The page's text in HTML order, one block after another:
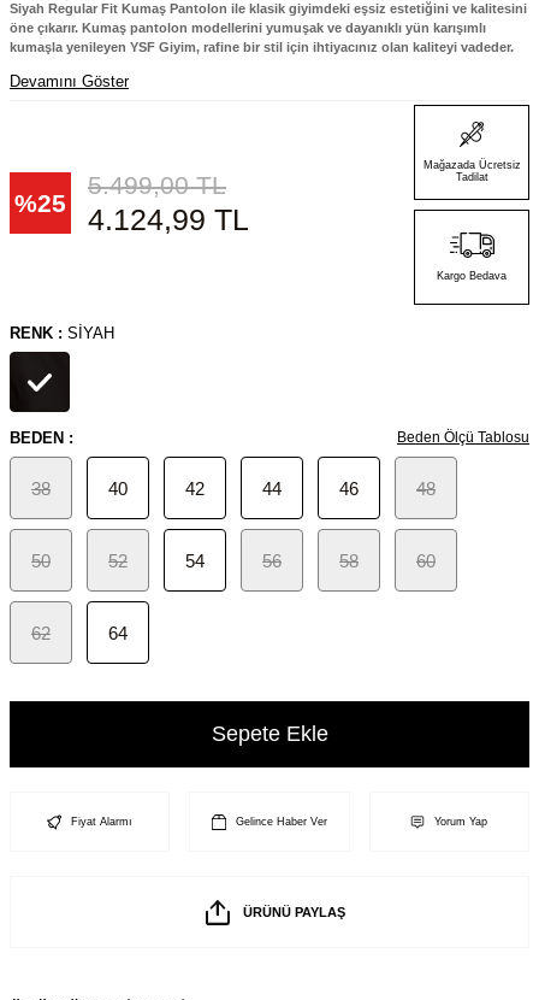
Siyah Regular Fit Kumaş Pantolon ile klasik giyimdeki eşsiz estetiğini ve kalitesini
öne çıkarır. Kumaş pantolon modellerini yumuşak ve dayanıklı yün karışımlı
kumaşla yenileyen YSF Giyim, rafine bir stil için ihtiyacınız olan kaliteyi vadeder.
Devamını Göster
%25
5.499,00TL
4.124,99 TL
Mağazada Ücretsiz
Tadilat
Kargo Bedava
RENK : SIYAH
BEDEN : Beden Ölçü Tablosu
38 40 42 44 46 48
50 52 54 56 58 60
62 64
Sepete Ekle
Fiyat Alarmı Gelince Haber Ver Yorum Yap
ÜRÜNÜ PAYLAŞ